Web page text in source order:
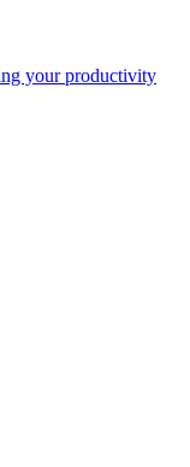
your productivity